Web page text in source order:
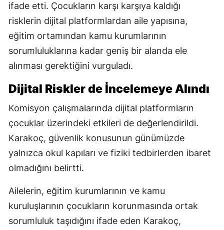
ifade etti. Çocukların karşı karşıya kaldığı
risklerin dijital platformlardan aile yapısına,
eğitim ortamından kamu kurumlarının
sorumluluklarına kadar geniş bir alanda ele
alınması gerektiğini vurguladı.
Dijital Riskler de İncelemeye Alındı
Komisyon çalışmalarında dijital platformların
çocuklar üzerindeki etkileri de değerlendirildi.
Karakoç, güvenlik konusunun günümüzde
yalnızca okul kapıları ve fiziki tedbirlerden ibaret
olmadığını belirtti.
Ailelerin, eğitim kurumlarının ve kamu
kuruluşlarının çocukların korunmasında ortak
sorumluluk taşıdığını ifade eden Karakoç,